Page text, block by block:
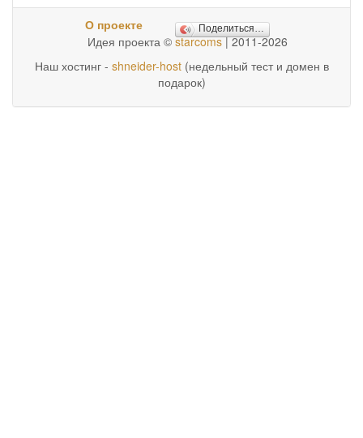
О проекте Поделиться…
Идея проекта © starcoms| 2011-2026
Наш хостинг - shneider-host(недельный тест и домен в
подарок)